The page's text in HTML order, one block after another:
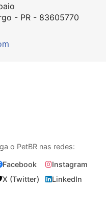
- PR - 83605770
o PetBR nas redes:
Facebook
Instagram
X (Twitter)
LinkedIn